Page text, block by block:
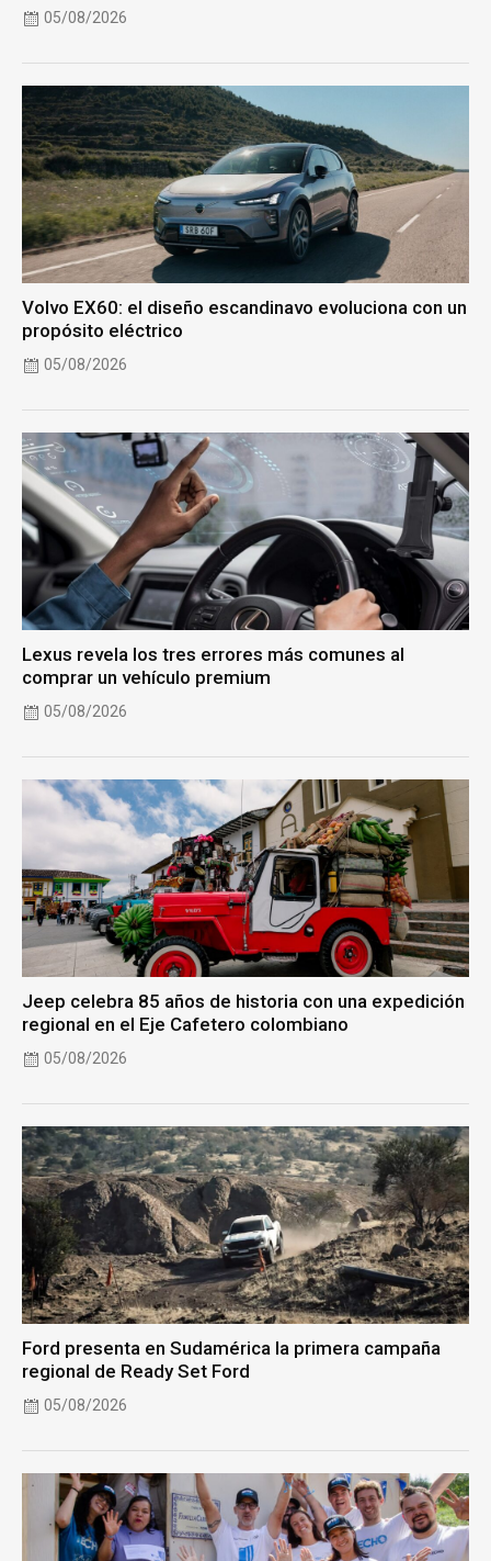
05/08/2026
Volvo EX60: el diseño escandinavo evoluciona con un
propósito eléctrico
05/08/2026
Lexus revela los tres errores más comunes al
comprar un vehículo premium
05/08/2026
Jeep celebra 85 años de historia con una expedición
regional en el Eje Cafetero colombiano
05/08/2026
Ford presenta en Sudamérica la primera campaña
regional de Ready Set Ford
05/08/2026